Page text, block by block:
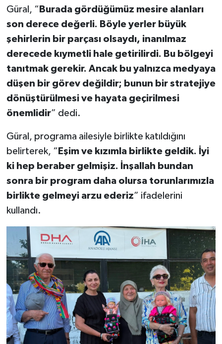
Güral, “ Burada gördüğümüz mesire alanları
son derece değerli. Böyle yerler büyük
şehirlerin bir parçası olsaydı, inanılmaz
derecede kıymetli hale getirilirdi. Bu bölgeyi
tanıtmak gerekir. Ancak bu yalnızca medyaya
düşen bir görev değildir; bunun bir stratejiye
dönüştürülmesi ve hayata geçirilmesi
önemlidir” dedi.
Güral, programa ailesiyle birlikte katıldığını
belirterek, “ Eşim ve kızımla birlikte geldik. İyi
ki hep beraber gelmişiz. İnşallah bundan
sonra bir program daha olursa torunlarımızla
birlikte gelmeyi arzu ederiz” ifadelerini
kullandı.